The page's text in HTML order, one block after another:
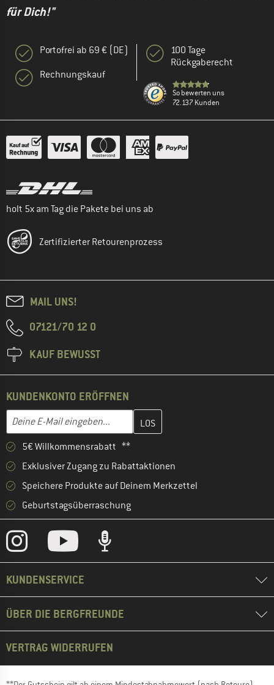
für Dich!"
Portofrei ab 69 € (DE)
Rechnungskauf
100 Tage
Rückgaberecht
So bewerten uns
72.137 Kunden
holt 5x am Tag die Pakete bei uns ab
Zertifizierter Retourenprozess
MAIL UNS!
07121/70 12 0
KAUF BEWUSST
KUNDENKONTO ERÖFFNEN
E-Mail-Adresse
Gib hier deine E-Mail-Adresse ein und erstelle im nächsten
5€ Willkommensrabatt **
Exklusiver Zugang zu Rabattaktionen
Speichere Produkte auf Deinem Merkzettel
Geburtstagsüberraschung
KUNDENSERVICE
ÜBER DIE BERGFREUNDE
VERTRAG WIDERRUFEN